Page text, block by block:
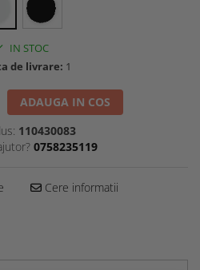
IN STOC
de livrare: 1
ADAUGA IN COS
110430083
0758235119
Cere informatii